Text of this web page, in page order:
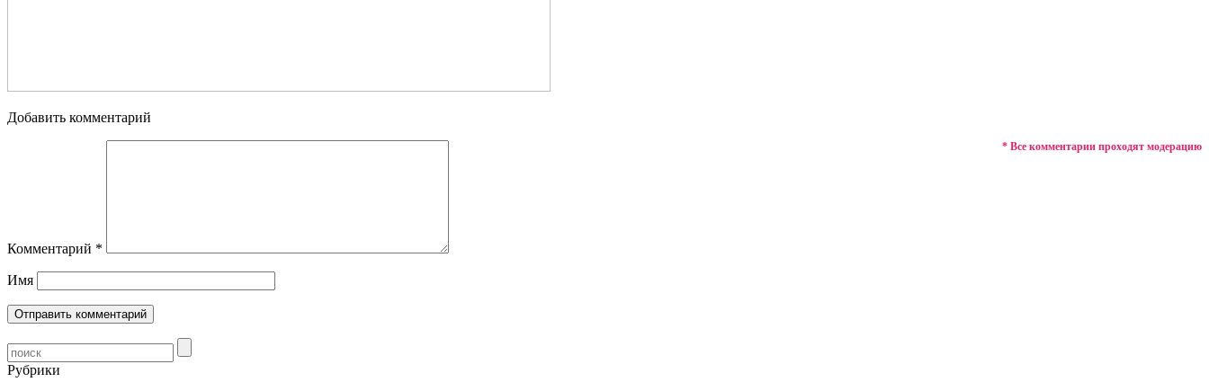
Добавить комментарий
* Все комментарии проходят модерацию
Комментарий *
Имя
Рубрики